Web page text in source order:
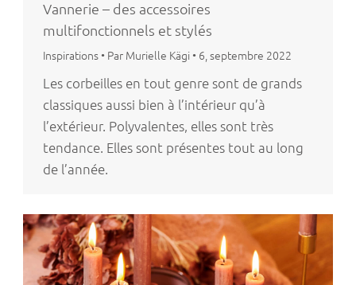
Vannerie – des accessoires
multifonctionnels et stylés
Inspirations • Par Murielle Kägi • 6, septembre 2022
Les corbeilles en tout genre sont de grands
classiques aussi bien à l’intérieur qu’à
l’extérieur. Polyvalentes, elles sont très
tendance. Elles sont présentes tout au long
de l’année.